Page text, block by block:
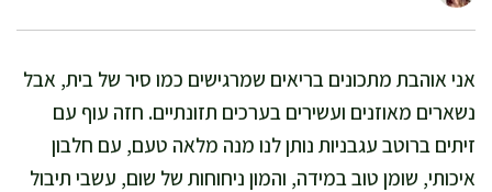
אני אוהבת מתכונים בריאים שמרגישים כמו סיר של בית, אבל
נשארים מאוזנים ועשירים בערכים תזונתיים. חזה עוף עם
זיתים ברוטב עגבניות נותן לנו מנה מלאה טעם, עם חלבון
איכותי, שומן טוב במידה, והמון ניחוחות של שום, עשבי תיבול